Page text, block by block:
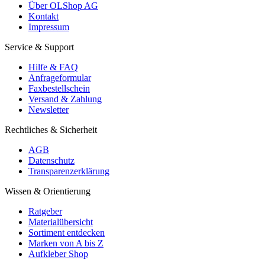
Über OLShop AG
Kontakt
Impressum
Service & Support
Hilfe & FAQ
Anfrageformular
Faxbestellschein
Versand & Zahlung
Newsletter
Rechtliches & Sicherheit
AGB
Datenschutz
Transparenzerklärung
Wissen & Orientierung
Ratgeber
Materialübersicht
Sortiment entdecken
Marken von A bis Z
Aufkleber Shop